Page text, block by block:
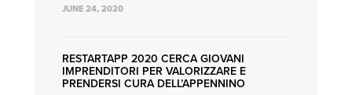
JUNE 24, 2020
RESTARTAPP 2020 CERCA GIOVANI
IMPRENDITORI PER VALORIZZARE E
PRENDERSI CURA DELL’APPENNINO